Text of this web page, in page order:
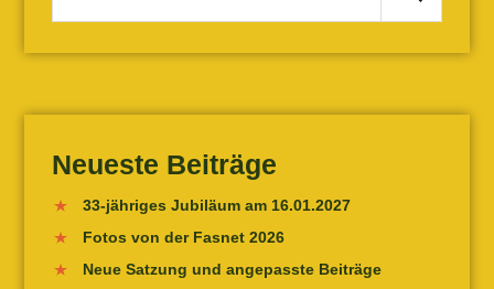
Neueste Beiträge
33-jähriges Jubiläum am 16.01.2027
Fotos von der Fasnet 2026
Neue Satzung und angepasste Beiträge